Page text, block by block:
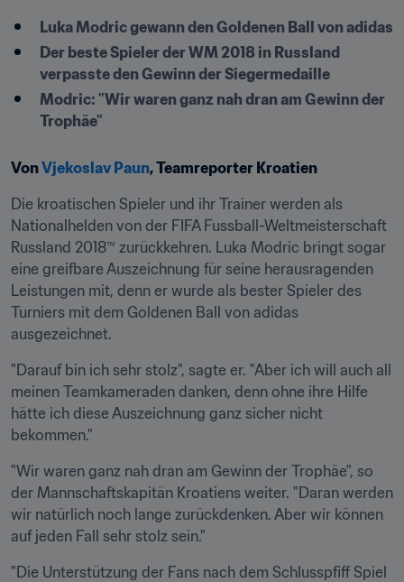
Luka Modric gewann den Goldenen Ball von adidas
Der beste Spieler der WM 2018 in Russland
verpasste den Gewinn der Siegermedaille
Modric: "Wir waren ganz nah dran am Gewinn der
Trophäe"
Von Vjekoslav Paun, Teamreporter Kroatien
Die kroatischen Spieler und ihr Trainer werden als
Nationalhelden von der FIFA Fussball-Weltmeisterschaft
Russland 2018™ zurückkehren. Luka Modric bringt sogar
eine greifbare Auszeichnung für seine herausragenden
Leistungen mit, denn er wurde als bester Spieler des
Turniers mit dem Goldenen Ball von adidas
ausgezeichnet.
"Darauf bin ich sehr stolz", sagte er. "Aber ich will auch all
meinen Teamkameraden danken, denn ohne ihre Hilfe
hätte ich diese Auszeichnung ganz sicher nicht
bekommen."
"Wir waren ganz nah dran am Gewinn der Trophäe", so
der Mannschaftskapitän Kroatiens weiter. "Daran werden
wir natürlich noch lange zurückdenken. Aber wir können
auf jeden Fall sehr stolz sein."
"Die Unterstützung der Fans nach dem Schlusspfiff Spiel